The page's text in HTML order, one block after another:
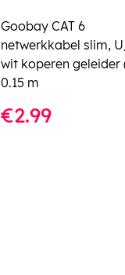
Goobay CAT 6
netwerkkabel slim,
wit koperen geleider
0.15 m
€2.99